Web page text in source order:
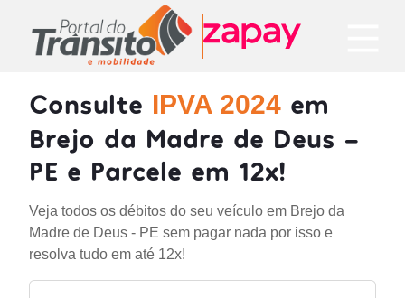
Consulte IPVA 2024 em
Brejo da Madre de Deus -
PE e Parcele em 12x!
Veja todos os débitos do seu veículo em Brejo da
Madre de Deus - PE sem pagar nada por isso e
resolva tudo em até 12x!